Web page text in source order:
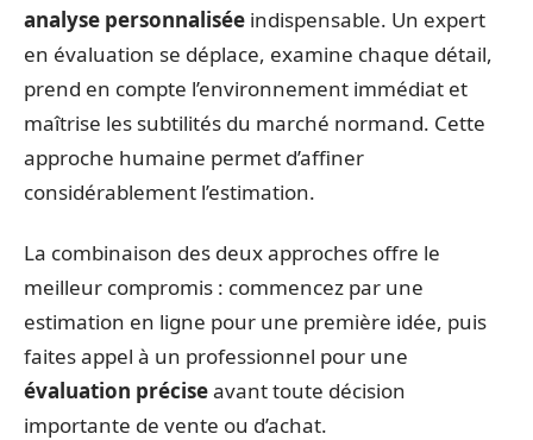
analyse personnalisée indispensable. Un expert
en évaluation se déplace, examine chaque détail,
prend en compte l’environnement immédiat et
maîtrise les subtilités du marché normand. Cette
approche humaine permet d’affiner
considérablement l’estimation.
La combinaison des deux approches offre le
meilleur compromis : commencez par une
estimation en ligne pour une première idée, puis
faites appel à un professionnel pour une
évaluation préciseavant toute décision
importante de vente ou d’achat.